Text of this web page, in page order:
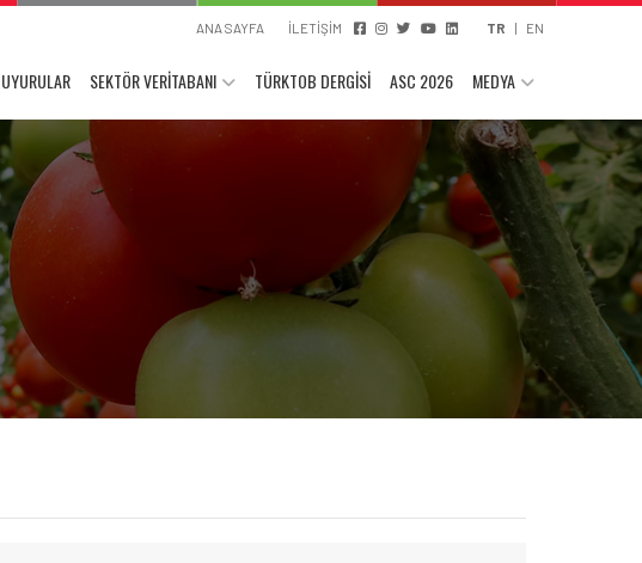
ANA SAYFA İLETİŞİM TR | EN
SEKTÖR VERİTABANI TÜRKTOB DERGİSİ ASC 2026 MEDYA